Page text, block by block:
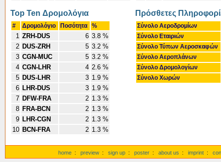
Top Ten Δρομολόγια
# Δρομολόγιο Ποσότητα %
1 ZRH-DUS 6 3.8 %
2 DUS-ZRH 5 3.2 %
3 CGN-MUC 5 3.2 %
4 CGN-LHR 4 2.6 %
5 DUS-LHR 3 1.9 %
6 LHR-DUS 3 1.9 %
7 DFW-FRA 2 1.3 %
8 FRA-BCN 2 1.3 %
9 LHR-CGN 2 1.3 %
10 BCN-FRA 2 1.3 %
Πρόσθετες
Σύνολο Αεροδρομίων
Σύνολο Εταιριών
Σύνολο Τύπων Αεροσκαφών
Σύνολο Αεροπλάνων
Σύνολο Δρομολογίων
Σύνολο Χωρών
home : preview : sign up : poster : about us : imprint :